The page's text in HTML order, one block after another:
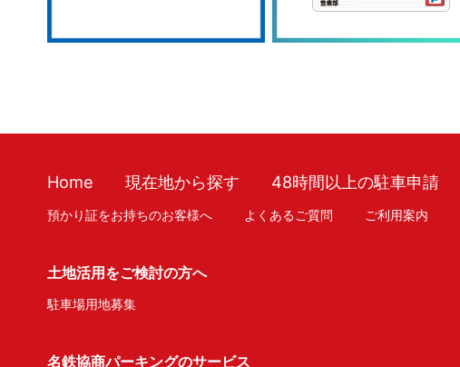
Home 現在地から探す 48時間以上の駐車申請
預かり証をお持ちのお客様へ よくあるご質問 ご利用案内
土地活用をご検討の方へ
駐車場用地募集
名鉄協商パーキングのサービス